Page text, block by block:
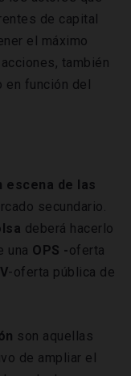
de capital
el máximo
también
función del
escena de las
secundario.
deberá hacerlo
una OPS -oferta
-oferta pública de
son aquellas
de ampliar el